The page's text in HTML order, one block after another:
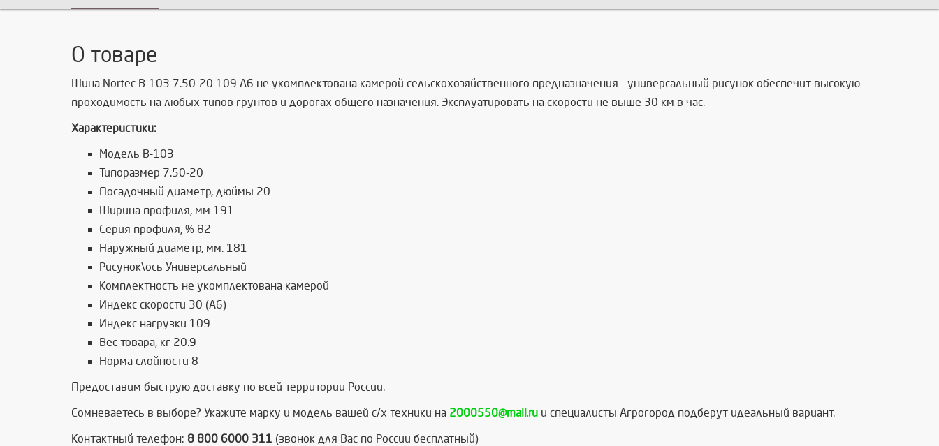
О товаре
Шина Nortec В-103 7.50-20 109 A6 не укомплектована камерой сельскохозяйственного предназначения - универсальный рисунок обеспечит высокую
проходимость на любых типов грунтов и дорогах общего назначения. Эксплуатировать на скорости не выше 30 км в час.
Характеристики:
Модель В-103
Типоразмер 7.50-20
Посадочный диаметр, дюймы 20
Ширина профиля, мм 191
Серия профиля, % 82
Наружный диаметр, мм. 181
Рисунок\ось Универсальный
Комплектность не укомплектована камерой
Индекс скорости 30 (A6)
Индекс нагрузки 109
Вес товара, кг 20.9
Норма слойности 8
Предоставим быструю доставку по всей территории России.
Сомневаетесь в выборе? Укажите марку и модель вашей с/х техники на 2000550@mail.ru и специалисты Агрогород подберут идеальный вариант.
Контактный телефон: 8 800 6000 311 (звонок для Вас по России бесплатный)